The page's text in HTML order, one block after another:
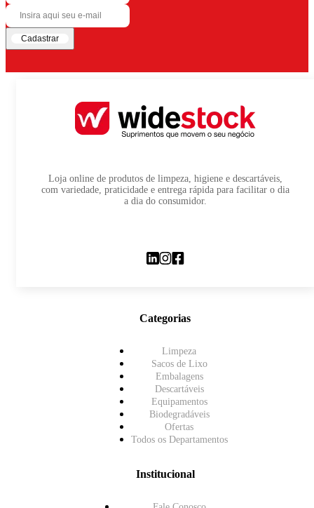
Cadastrar
Loja online de produtos de limpeza, higiene e descartáveis,
com variedade, praticidade e entrega rápida para facilitar o dia
a dia do consumidor.
Categorias
Limpeza
Sacos de Lixo
Embalagens
Descartáveis
Equipamentos
Biodegradáveis
Ofertas
Todos os Departamentos
Institucional